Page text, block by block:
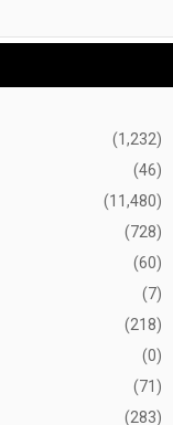
(1,232)
(46)
(11,480)
(728)
(60)
(7)
(218)
(0)
(71)
(283)